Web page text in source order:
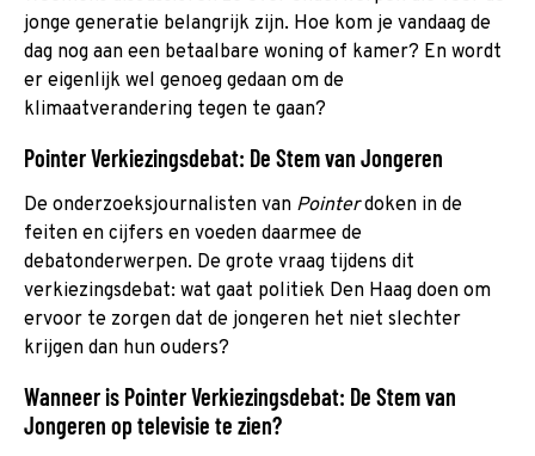
jonge generatie belangrijk zijn. Hoe kom je vandaag de
dag nog aan een betaalbare woning of kamer? En wordt
er eigenlijk wel genoeg gedaan om de
klimaatverandering tegen te gaan?
Pointer Verkiezingsdebat: De Stem van Jongeren
De onderzoeksjournalisten van Pointerdoken in de
feiten en cijfers en voeden daarmee de
debatonderwerpen. De grote vraag tijdens dit
verkiezingsdebat: wat gaat politiek Den Haag doen om
ervoor te zorgen dat de jongeren het niet slechter
krijgen dan hun ouders?
Wanneer is Pointer Verkiezingsdebat: De Stem van
Jongeren op televisie te zien?